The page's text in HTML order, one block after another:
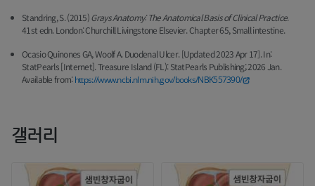
Standring, S. (2015)Grays Anatomy: The Anatomical Basis of Clinical Practice.
41st edn. London: Churchill Livingstone Elsevier. Chapter 65, Small intestine.
Ocasio Quinones GA, Woolf A. Duodenal Ulcer. [Updated 2023 Apr 17]. In:
StatPearls [Internet]. Treasure Island (FL): StatPearls Publishing; 2026 Jan.
Available from:https://www.ncbi.nlm.nih.gov/books/NBK557390/
갤러리